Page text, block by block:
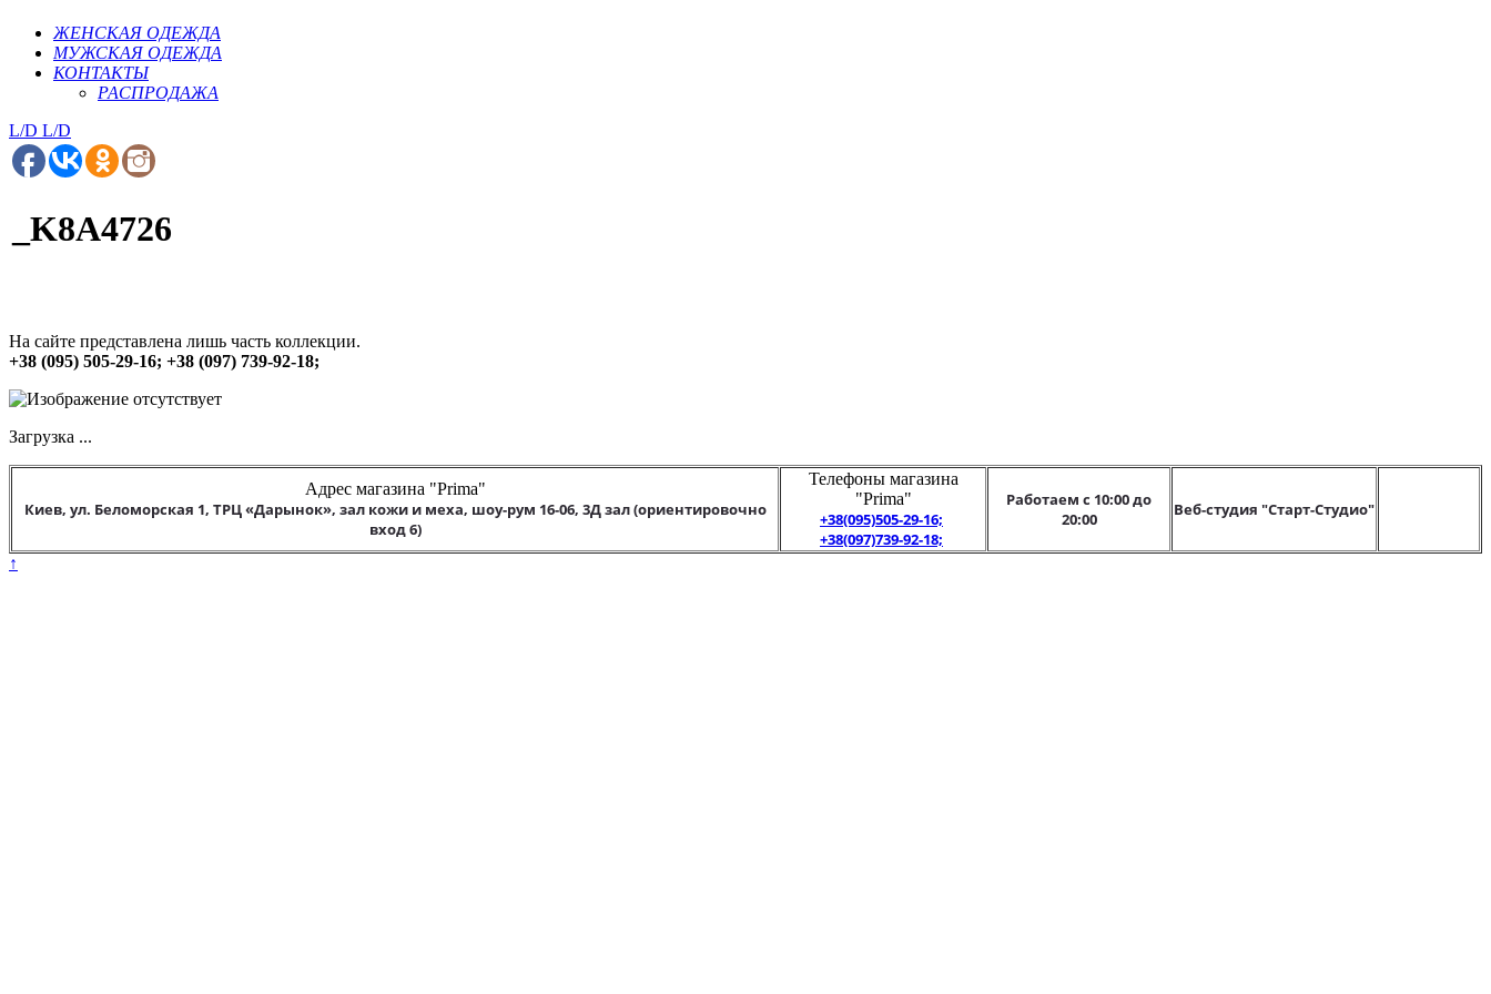
ЖЕНСКАЯ ОДЕЖДА
МУЖСКАЯ ОДЕЖДА
КОНТАКТЫ
РАСПРОДАЖА
L/D L/D
_K8A4726
На сайте представлена лишь часть коллекции.
+38 (095) 505-29-16; +38 (097) 739-92-18;
Загрузка ...
Адрес магазина "Prima"
Киев, ул. Беломорская 1, ТРЦ «Дарынок», зал кожи и меха, шоу-рум 16-06, 3Д зал (ориентировочно
вход 6)
Телефоны магазина
"Prima"
+38(095)505-29-16;
+38(097)739-92-18;
Работаем с 10:00 до
20:00
Веб-студия "Старт-Студио"
↑